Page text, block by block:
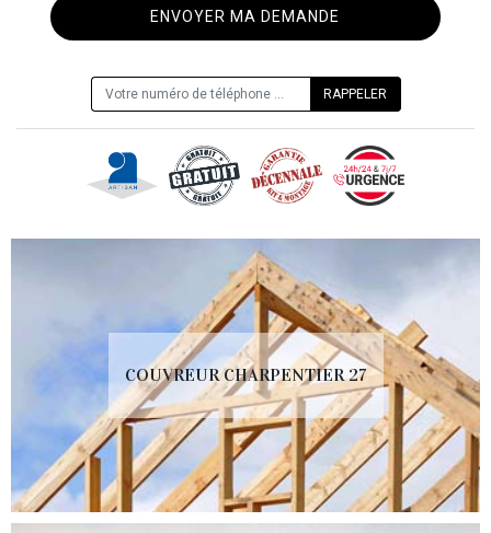
COUVREUR CHARPENTIER 27